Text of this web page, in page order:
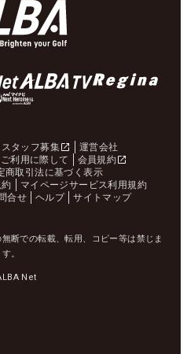
スタッフ募集
運営会社
ご利用に際して
会員規約
商取引法に基づく表示
マイページサービス利用規約
合せ ヘルプ サイトマップ
断での転載、転用、コピー等は禁じま
す。
Net